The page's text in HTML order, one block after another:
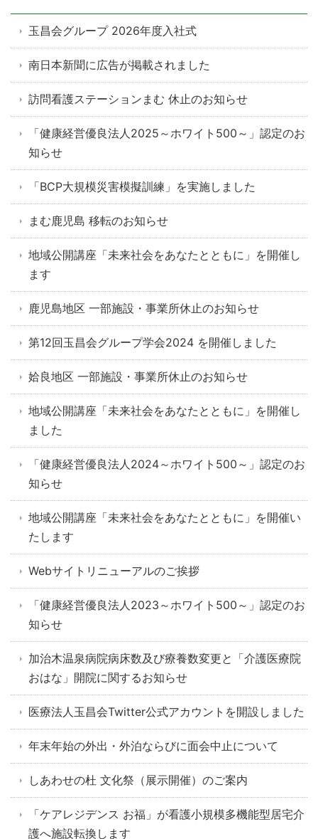
玉昌会グループ 2026年度入社式
南日本新聞に広告が掲載されました
訪問看護ステーションまむ 休止のお知らせ
「健康経営優良法人2025～ホワイト500～」認定のお
知らせ
「BCP大規模災害模擬訓練」を実施しました
まむ鹿児島 移転のお知らせ
地域公開講座「未来社会をあなたとともに」を開催し
ます
鹿児島地区 一部施設・事業所休止のお知らせ
第12回玉昌会グループ学会2024 を開催しました
姶良地区 一部施設・事業所休止のお知らせ
地域公開講座「未来社会をあなたとともに」を開催し
ました
「健康経営優良法人2024～ホワイト500～」認定のお
知らせ
地域公開講座「未来社会をあなたとともに」を開催い
たします
Webサイトリニューアルのご挨拶
「健康経営優良法人2023～ホワイト500～」認定のお
知らせ
加治木温泉病院病床数及び療養数変更と「介護医療院
おはな」開院に関するお知らせ
医療法人玉昌会Twitter公式アカウントを開設しました
年末年始の外出・外泊ならびに面会中止について
しあわせの杜 文化祭（展示開催）のご案内
「ケアレジデンス お福」が看護小規模多機能型居宅介
護へ施設転換します